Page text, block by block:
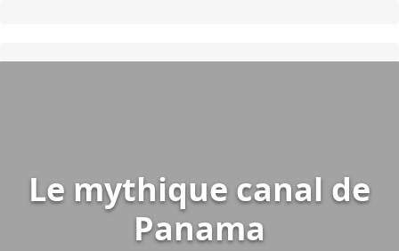
Le mythique canal de
Panama